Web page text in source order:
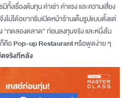
ทั้งเรื่องต้นทุน ค่าเช่า ค่าแรง และความเสี่ยง
ไม่ได้อยากรีบเปิดหน้าร้านเต็มรูปแบบตั้งแต่
“ทดลองตลาด” ก่อนลงทุนจริง และหนึ่งใน
คือPop-up Restaurantหรือพูดง่าย ๆ
จริงทีหลัง